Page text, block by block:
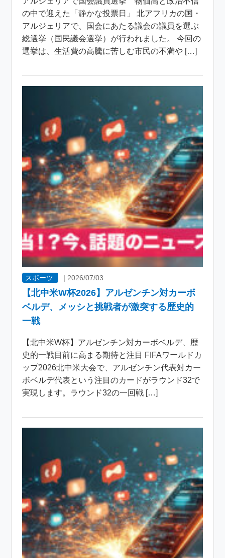
の中で迎えた「静かな投票日」 北アフリカの国・
アルジェリアで、国会にあたる議会の議員を選ぶ
総選挙（国民議会選挙）が行われました。 今回の
選挙は、生活費の高騰に苦しむ市民の不満や […]
スポーツ | 2026/07/03
【北中米W杯2026】アルゼンチン対カーボ
ベルデ、メッシと挑戦者が激突する歴史的
一戦
【北中米W杯】アルゼンチン対カーボベルデ、歴
史的一戦目前に高まる期待と注目 FIFAワールドカ
ップ2026北中米大会で、アルゼンチン代表対カー
ボベルデ代表という注目のカードがラウンド32で
実現します。ラウンド32の一回戦 […]